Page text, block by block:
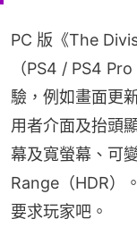
PC 版《The
（PS4 / PS4
驗，例如畫面更
用者介面及抬頭
幕及寬螢幕、可
Range（HDR）
要求玩家吧。